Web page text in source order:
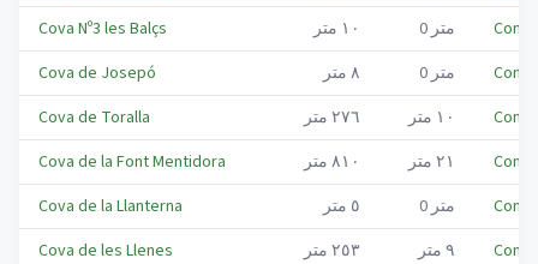
Cova Nº3 les Balçs
١٠ متر 0 متر
Cova de Josepó
٨ متر 0 متر
Cova de Toralla
٢٧٦ متر ١٠ متر
Cova de la Font Mentidora
٨١٠ متر ٢١ متر
Cova de la Llanterna
٥ متر 0 متر
Cova de les Llenes
٢٥٣ متر ٩ متر